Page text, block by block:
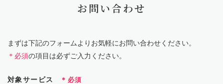
お問い合わせ
まずは下記のフォームよりお気軽にお問い合わせください。
＊必須の項目は必ずご入力ください。
対象サービス